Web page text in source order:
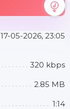
17-05-2026, 23:05
320 kbps
2.85 MB
1:14